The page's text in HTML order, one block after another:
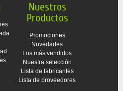
Nuestros
Productos
Promociones
Novedades
Los más vendidos
Nuestra selección
Lista de fabricantes
Lista de proveedores